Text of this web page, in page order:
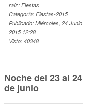
raíz: Fiestas
Categoría: Fiestas-2015
Publicado: Miércoles, 24 Junio
2015 12:28
Visto: 40348
Noche del 23 al 24
de junio